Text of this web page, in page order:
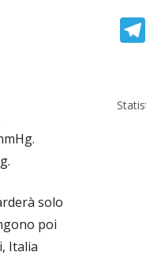
solo
poi
Italia